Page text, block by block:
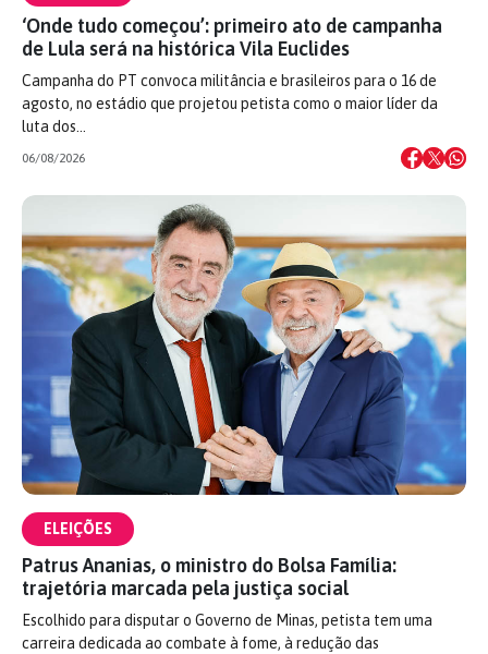
‘Onde tudo começou’: primeiro ato de campanha
de Lula será na histórica Vila Euclides
Campanha do PT convoca militância e brasileiros para o 16 de
agosto, no estádio que projetou petista como o maior líder da
luta dos…
06/08/2026
ELEIÇÕES
Patrus Ananias, o ministro do Bolsa Família:
trajetória marcada pela justiça social
Escolhido para disputar o Governo de Minas, petista tem uma
carreira dedicada ao combate à fome, à redução das